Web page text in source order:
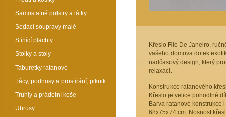
Křeslo Rio De Janeiro,
vašeho domova dotek
nadčasový design, který
relaxaci.
Konstrukce ratanového
Křeslo je velice pohodlné
Barva ratanové konstrukce
68x75x74 cm. Nosnost
Samostatné polstry a látky
Sedací soupravy malé
Stínící plachty
Stolky a stoly
Taburetky ratanové
Tácy, podnosy a prostírání, piknik
Truhly a prádelní koše
Ubrusy